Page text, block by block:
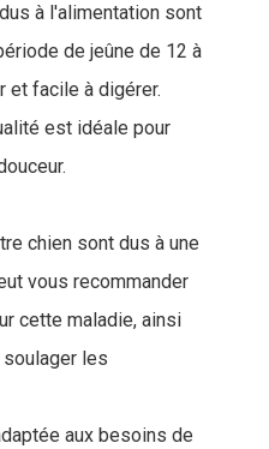
à l'alimentation sont
de jeûne de 12 à
et facile à digérer.
est idéale pour
chien sont dus à une
vous recommander
cette maladie, ainsi
les
aux besoins de